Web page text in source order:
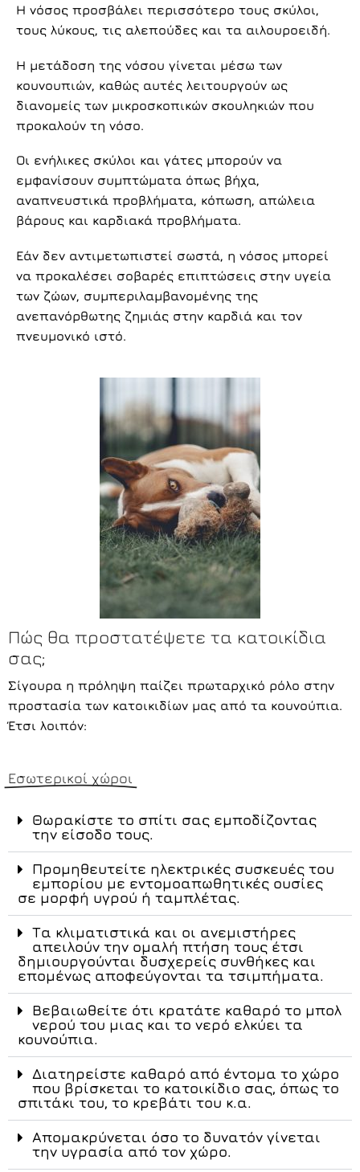
Η νόσος προσβάλει περισσότερο τους σκύλοι,
τους λύκους, τις αλεπούδες και τα αιλουροειδή.
Η μετάδοση της νόσου γίνεται μέσω των
κουνουπιών, καθώς αυτές λειτουργούν ως
διανομείς των μικροσκοπικών σκουληκιών που
προκαλούν τη νόσο.
Οι ενήλικες σκύλοι και γάτες μπορούν να
εμφανίσουν συμπτώματα όπως βήχα,
αναπνευστικά προβλήματα, κόπωση, απώλεια
βάρους και καρδιακά προβλήματα.
Εάν δεν αντιμετωπιστεί σωστά, η νόσος μπορεί
να προκαλέσει σοβαρές επιπτώσεις στην υγεία
των ζώων, συμπεριλαμβανομένης της
ανεπανόρθωτης ζημιάς στην καρδιά και τον
πνευμονικό ιστό.
Πώς θα προστατέψετε τα κατοικίδια
σας;
Σίγουρα η πρόληψη παίζει πρωταρχικό ρόλο στην
προστασία των κατοικιδίων μας από τα κουνούπια.
Έτσι λοιπόν:
Εσωτερικοί χώροι
Θωρακίστε το σπίτι σας εμποδίζοντας
την είσοδο τους.
Προμηθευτείτε ηλεκτρικές συσκευές του
εμπορίου με εντομοαπωθητικές ουσίες
σε μορφή υγρού ή ταμπλέτας.
Τα κλιματιστικά και οι ανεμιστήρες
απειλούν την ομαλή πτήση τους έτσι
δημιουργούνται δυσχερείς συνθήκες και
επομένως αποφεύγονται τα τσιμπήματα.
Βεβαιωθείτε ότι κρατάτε καθαρό το μπολ
νερού του μιας και το νερό ελκύει τα
κουνούπια.
Διατηρείστε καθαρό από έντομα το χώρο
που βρίσκεται το κατοικίδιο σας, όπως το
σπιτάκι του, το κρεβάτι του κ.α.
Απομακρύνεται όσο το δυνατόν γίνεται
την υγρασία από τον χώρο.